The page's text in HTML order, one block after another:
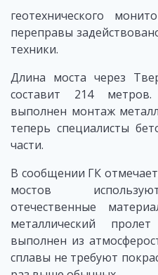
геотехнического
переправы
техники.
Длина моста через
составит 214
выполнен монтаж
теперь специалисты
части.
В сообщении ГК
мостов
отечественные
металлический
выполнен из
сплавы не требуют